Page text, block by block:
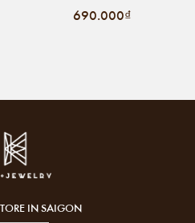
690.000₫
IN SAIGON